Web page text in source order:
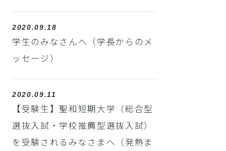
2020.09.18
学生のみなさんへ（学長からのメ
ッセージ）
2020.09.11
【受験生】聖和短期大学（総合型
選抜入試・学校推薦型選抜入試）
を受験されるみなさまへ（発熱ま